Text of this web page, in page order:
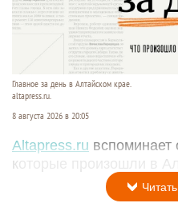
Главное за день в Алтайском крае.
altapress.ru.
8 августа 2026 в 20:05
Altapress.ru
которые произошли в